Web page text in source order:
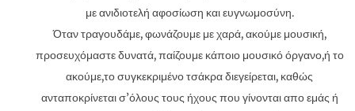
με ανιδιοτελή αφοσίωση και ευγνωμοσύνη.
Όταν τραγουδάμε, φωνάζουμε με χαρά, ακούμε μουσική,
προσευχόμαστε δυνατά, παίζουμε κάποιο μουσικό όργανο,ή το
ακούμε,το συγκεκριμένο τσάκρα διεγείρεται, καθώς
ανταποκρίνεται σ’όλους τους ήχους που γίνονται απο εμάς ή